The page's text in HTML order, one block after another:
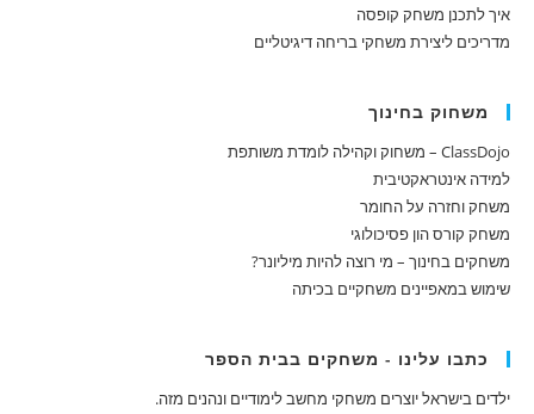
איך לתכנן משחק קופסה
מדריכים ליצירת משחקי בריחה דיגיטליים
משחוק בחינוך
ClassDojo – משחוק וקהילה לומדת משותפת
למידה אינטראקטיבית
משחק וחזרה על החומר
משחק קורס הון פסיכולוגי
משחקים בחינוך – מי רוצה להיות מיליונר?
שימוש במאפיינים משחקיים בכיתה
כתבו עלינו - משחקים בבית הספר
ילדים בישראל יוצרים משחקי מחשב לימודיים ונהנים מזה.